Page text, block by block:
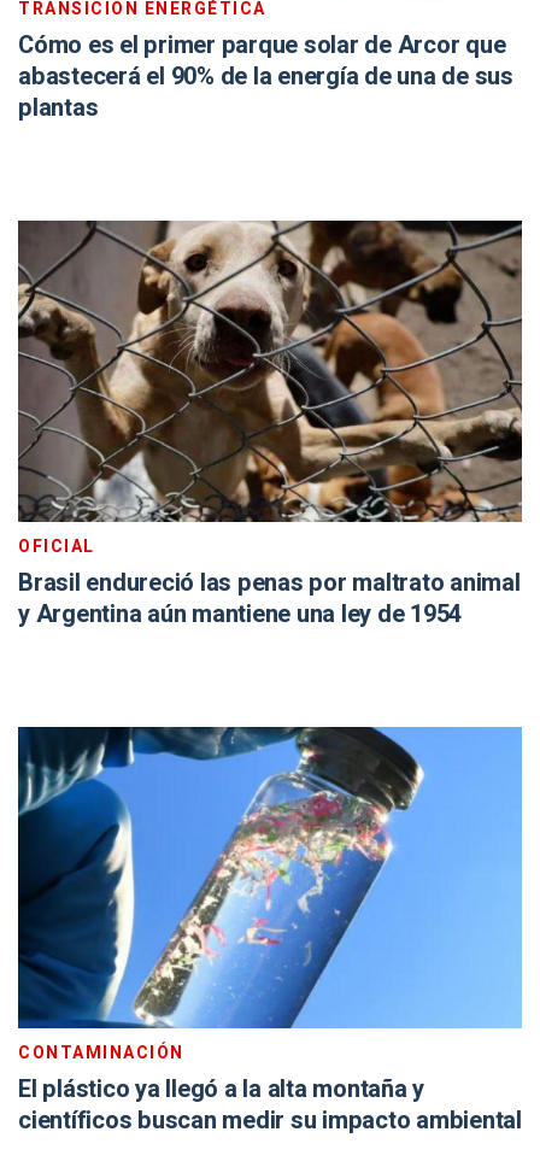
TRANSICIÓN ENERGÉTICA
Cómo es el primer parque solar de Arcor que
abastecerá el 90% de la energía de una de sus
plantas
OFICIAL
Brasil endureció las penas por maltrato animal
y Argentina aún mantiene una ley de 1954
CONTAMINACIÓN
El plástico ya llegó a la alta montaña y
científicos buscan medir su impacto ambiental